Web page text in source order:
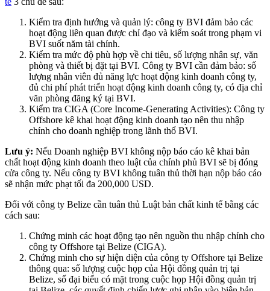
Kiểm tra định hướng và quản lý: công ty BVI đảm bảo các
hoạt động liên quan được chỉ đạo và kiểm soát trong phạm vi
BVI suốt năm tài chính.
Kiểm tra mức độ phù hợp về chi tiêu, số lượng nhân sự, văn
phòng và thiết bị đặt tại BVI. Công ty BVI cần đảm bảo: số
lượng nhân viên đủ năng lực hoạt động kinh doanh công ty,
đủ chi phí phát triển hoạt động kinh doanh công ty, có địa chỉ
văn phòng đăng ký tại BVI.
Kiểm tra CIGA (Core Income-Generating Activities): Công ty
Offshore kê khai hoạt động kinh doanh tạo nên thu nhập
chính cho doanh nghiệp trong lãnh thổ BVI.
Lưu ý: Nếu Doanh nghiệp BVI không nộp báo cáo kê khai bản
chất hoạt động kinh doanh theo luật của chính phủ BVI sẽ bị đóng
cửa công ty. Nếu công ty BVI không tuân thủ thời hạn nộp báo cáo
sẽ nhận mức phạt tối đa 200,000 USD.
Đối với công ty Belize cần tuân thủ Luật bản chất kinh tế bằng các
cách sau:
Chứng minh các hoạt động tạo nên nguồn thu nhập chính cho
công ty Offshore tại Belize (CIGA).
Chứng minh cho sự hiện diện của công ty Offshore tại Belize
thông qua: số lượng cuộc họp của Hội đồng quản trị tại
Belize, số đại biểu có mặt trong cuộc họp Hội đồng quản trị